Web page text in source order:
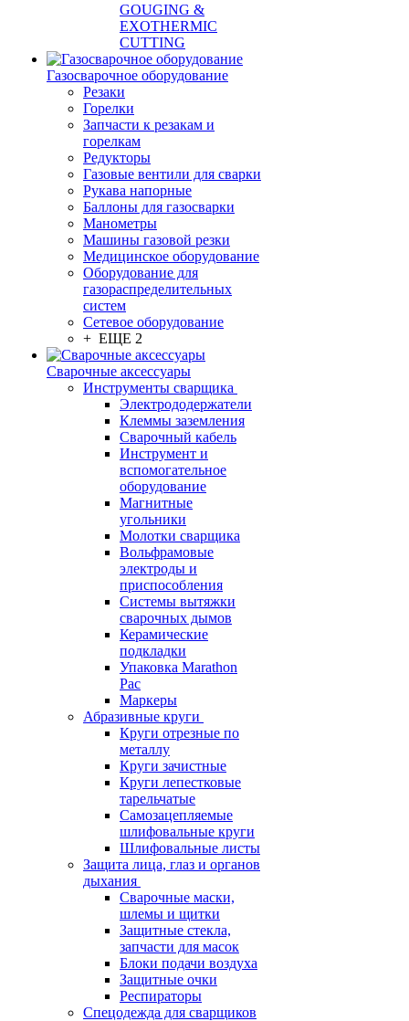
GOUGING &
EXOTHERMIC
CUTTING
Газосварочное оборудование
Резаки
Горелки
Запчасти к резакам и
горелкам
Редукторы
Газовые вентили для сварки
Рукава напорные
Баллоны для газосварки
Манометры
Машины газовой резки
Медицинское оборудование
Оборудование для
газораспределительных
систем
Сетевое оборудование
+ ЕЩЕ 2
Сварочные аксессуары
Инструменты сварщика
Электрододержатели
Клеммы заземления
Сварочный кабель
Инструмент и
вспомогательное
оборудование
Магнитные
угольники
Молотки сварщика
Вольфрамовые
электроды и
приспособления
Системы вытяжки
сварочных дымов
Керамические
подкладки
Упаковка Marathon
Pac
Маркеры
Абразивные круги
Круги отрезные по
металлу
Круги зачистные
Круги лепестковые
тарельчатые
Самозацепляемые
шлифовальные круги
Шлифовальные листы
Защита лица, глаз и органов
дыхания
Сварочные маски,
шлемы и щитки
Защитные стекла,
запчасти для масок
Блоки подачи воздуха
Защитные очки
Респираторы
Спецодежда для сварщиков